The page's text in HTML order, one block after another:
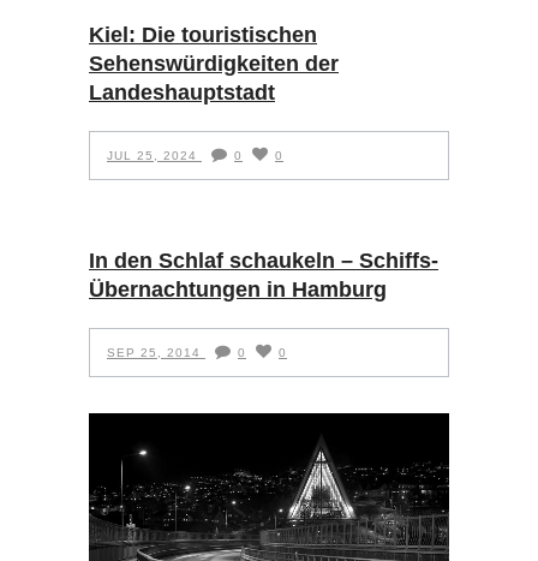
Kiel: Die touristischen
Sehenswürdigkeiten der
Landeshauptstadt
JUL 25, 2024 0 0
In den Schlaf schaukeln – Schiffs-
Übernachtungen in Hamburg
SEP 25, 2014 0 0